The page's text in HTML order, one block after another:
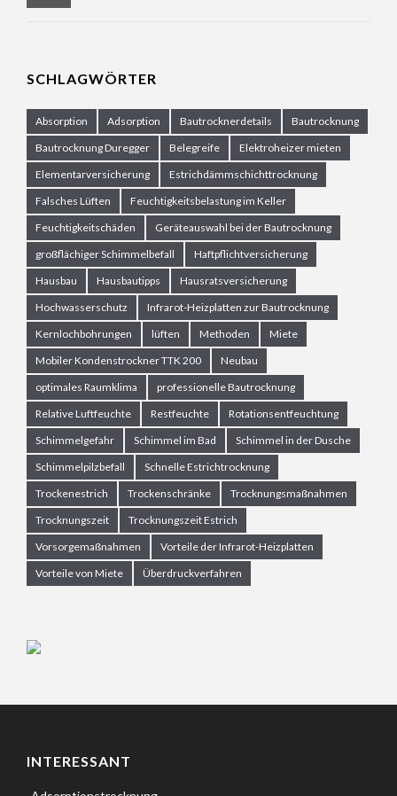
SCHLAGWÖRTER
Absorption Adsorption Bautrocknerdetails
Bautrocknung
Bautrocknung Duregger
Belegreife
Elektroheizer mieten
Elementarversicherung
Estrichdämmschichttrocknung
Falsches Lüften
Feuchtigkeitsbelastung im Keller
Feuchtigkeitschäden
Geräteauswahl bei der Bautrocknung
großflächiger Schimmelbefall
Haftpflichtversicherung
Hausbau
Hausbautipps
Hausratsversicherung
Hochwasserschutz
Infrarot-Heizplatten zur Bautrocknung
Kernlochbohrungen
lüften Methoden
Miete
Mobiler Kondenstrockner TTK 200
Neubau
optimales Raumklima
professionelle Bautrocknung
Relative Luftfeuchte
Restfeuchte
Rotationsentfeuchtung
Schimmelgefahr
Schimmel im Bad
Schimmel in der Dusche
Schimmelpilzbefall
Schnelle Estrichtrocknung
Trockenestrich
Trockenschränke
Trocknungsmaßnahmen
Trocknungszeit
Trocknungszeit Estrich
Vorsorgemaßnahmen
Vorteile der Infrarot-Heizplatten
Vorteile von Miete
Überdruckverfahren
INTERESSANT